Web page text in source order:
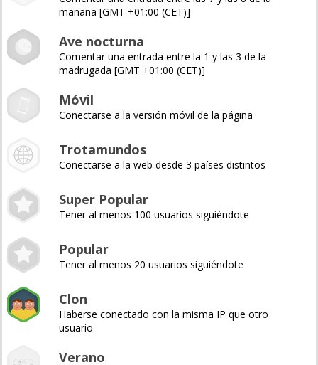
mañana [GMT +01:00 (CET)]
Ave nocturna
Comentar una entrada entre la 1 y las 3 de la
madrugada [GMT +01:00 (CET)]
Móvil
Conectarse a la versión móvil de la página
Trotamundos
Conectarse a la web desde 3 países distintos
Super Popular
Tener al menos 100 usuarios siguiéndote
Popular
Tener al menos 20 usuarios siguiéndote
Clon
Haberse conectado con la misma IP que otro
usuario
Verano